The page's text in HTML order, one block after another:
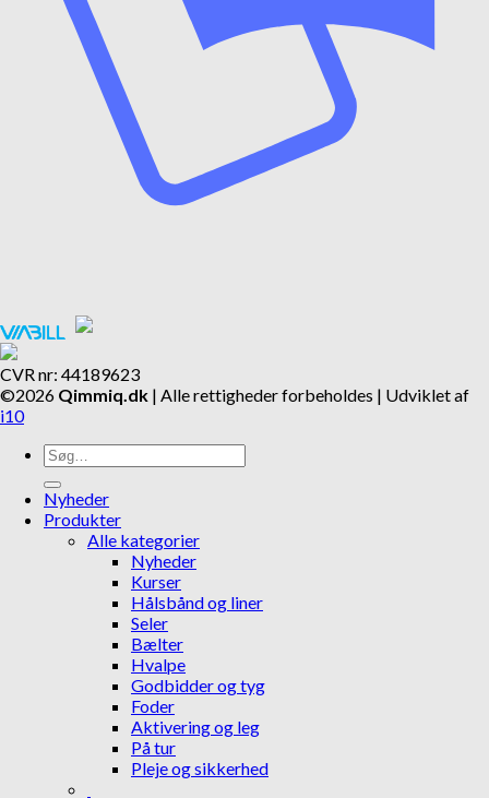
CVR nr: 44189623
©2026 Qimmiq.dk | Alle rettigheder forbeholdes | Udviklet af
i10
Søg
efter:
Nyheder
Produkter
Alle kategorier
Nyheder
Kurser
Hålsbånd og liner
Seler
Bælter
Hvalpe
Godbidder og tyg
Foder
Aktivering og leg
På tur
Pleje og sikkerhed